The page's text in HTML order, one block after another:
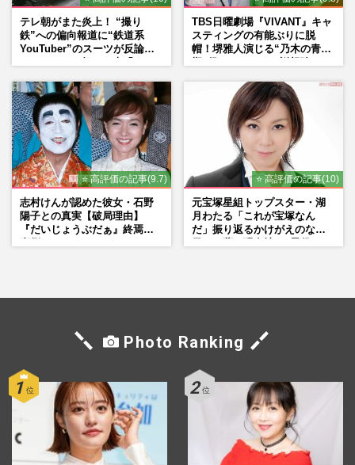
テレ朝がまた炎上！ “撮り
鉄”への偏向報道に“鉄道系
YouTuber”のスーツが反論
は？」
TBS日曜劇場『VIVANT』キャ
スティングの有能ぶりに脱
帽！堺雅人演じる“乃木の青年
マン長男・櫻井海音だった
⭐ 高評価の記事(9.7)
志村けんが認めた彼女・石野
陽子との真実【破局理由】
『だいじょうぶだぁ』終焉の
⭐ 高評価の記事(10)
元宝塚星組トップスター・湖
月わたる「これが宝塚なん
だ」振り返るかけがえのない
Photo Ranking